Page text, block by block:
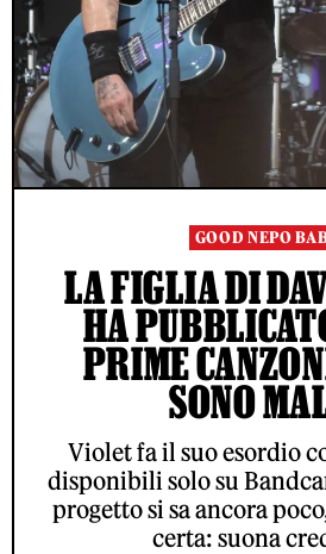
GOOD NEPO
LA FIGLIA DI
HA
PRIME
SONO
Violet fa il suo esordio
disponibili solo su
progetto si sa ancora
certa: suona